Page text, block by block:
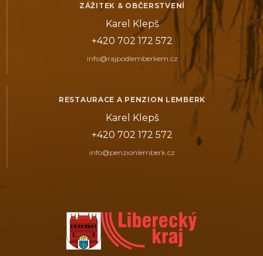
ZÁŽITEK & OBČERSTVENÍ
Karel Klepš
+420 702 172 572
info@rajpodlemberkem.cz
RESTAURACE A PENZION LEMBERK
Karel Klepš
+420 702 172 572
info@penzionlemberk.cz